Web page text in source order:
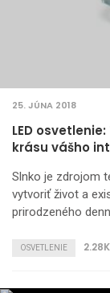
25. JÚNA 2018
LED
krásu vášho
Slnko je zdrojom
vytvoriť život a
prirodzeného
OSVETLENIE 2.28K